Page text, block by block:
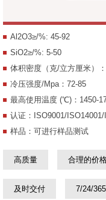
Al2O3≥/%: 45-92
SiO2≥/%: 5-50
体积密度（克/立方厘米）
冷压强度/Mpa：72-85
最高使用温度 (℃)：1450-
认证：ISO9001/
样品：可进行样品测试
高质量 合理的价
及时交付 7/24/